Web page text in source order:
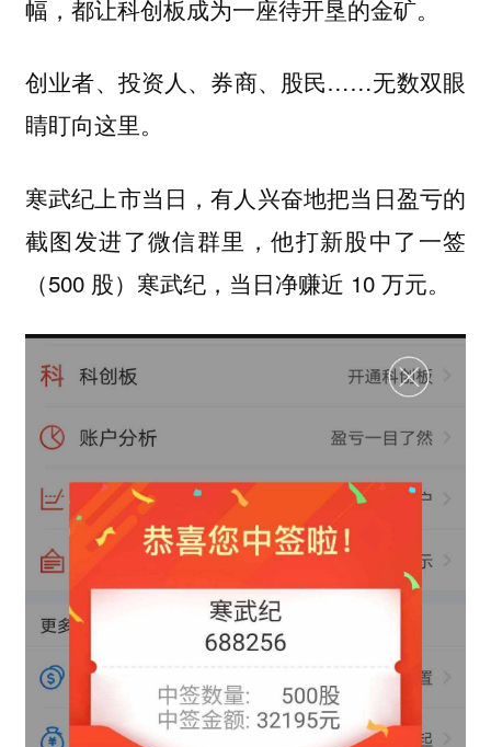
幅，都让科创板成为一座待开垦的金矿。
创业者、投资人、券商、股民……无数双眼
睛盯向这里。
寒武纪上市当日，有人兴奋地把当日盈亏的
截图发进了微信群里，他打新股中了一签
（500 股）寒武纪，当日净赚近 10 万元。